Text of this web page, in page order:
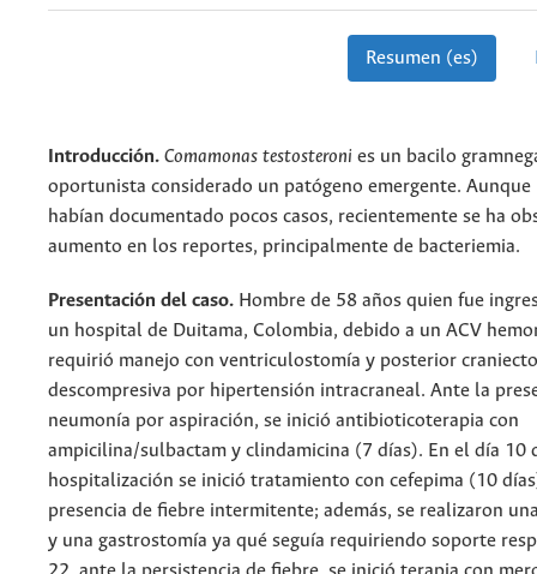
Resumen (es)
Introducción. Comamonas testosteroni es un bacilo
oportunista considerado un patógeno emergente. Aunque
habían documentado pocos casos, recientemente se ha
aumento en los reportes, principalmente de bacteriemia.
Presentación del caso. Hombre de 58 años quien fue
un hospital de Duitama, Colombia, debido a un ACV
requirió manejo con ventriculostomía y posterior
descompresiva por hipertensión intracraneal. Ante la
neumonía por aspiración, se inició antibioticoterapia con
ampicilina/sulbactam y clindamicina (7 días). En el día 10
hospitalización se inició tratamiento con cefepima (10
presencia de fiebre intermitente; además, se realizaron
y una gastrostomía ya qué seguía requiriendo soporte